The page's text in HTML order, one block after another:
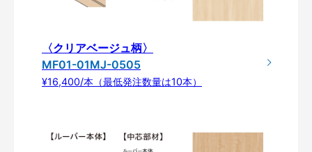
〈クリアベージュ柄〉
MF01-01MJ-0505
¥16,400/本（最低発注数量は10本）